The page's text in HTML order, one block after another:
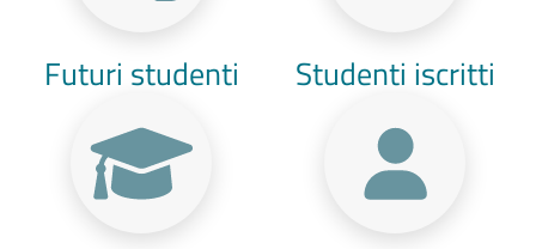
Futuri studenti Studenti iscritti